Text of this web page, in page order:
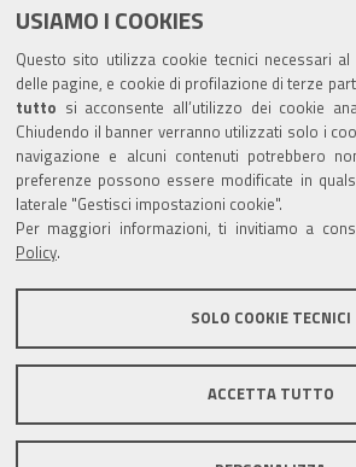
USIAMO I COOKIES
Questo sito utilizza cookie tecnici necessari
delle pagine, e cookie di profilazione di terze
tutto si acconsente all’utilizzo dei cookie
Chiudendo il banner verranno utilizzati solo i
navigazione e alcuni contenuti potrebbero
preferenze possono essere modificate in
laterale "Gestisci impostazioni cookie".
Per maggiori informazioni, ti invitiamo a
Policy
SOLO COOKIE TECNICI
ACCETTA TUTTO
Amministrazione trasparente
Albo Camerale
Pubblicità Legale
Area riservata Amministratori
Informativa generale
Informative
Accessibilità
Note legali